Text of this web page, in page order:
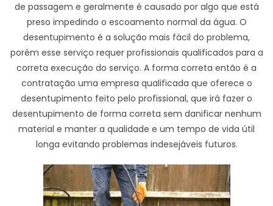
de passagem e geralmente é causado por algo que está
preso impedindo o escoamento normal da água. O
desentupimento é a solução mais fácil do problema,
porém esse serviço requer profissionais qualificados para a
correta execução do serviço. A forma correta então é a
contratação uma empresa qualificada que oferece o
desentupimento feito pelo profissional, que irá fazer o
desentupimento de forma correta sem danificar nenhum
material e manter a qualidade e um tempo de vida útil
longa evitando problemas indesejáveis futuros.